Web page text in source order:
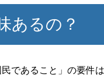
あるの？
であること」の要件